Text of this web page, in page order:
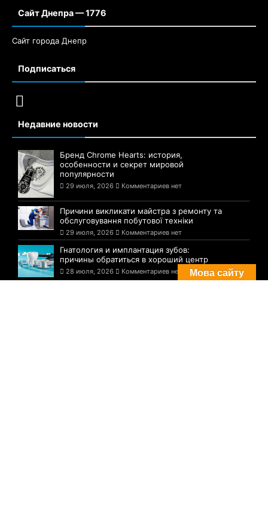
Сайт Днепра — 1776
Сайт города Днепр
Подписаться
Недавние новости
Бренд Chrome Hearts: история,
особенности и секрет мировой
популярности
29 июля, 2026 Комментариев нет
Причини викликати майстра з ремонту та
обслуговування побутової техніки
29 июля, 2026 Комментариев нет
Гнатология и имплантация зубов:
причины обратиться в хороший центр
28 июля, 2026 Комментариев нет Мова сайту